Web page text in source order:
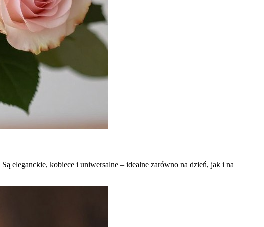
eleganckie, kobiece i uniwersalne – idealne zarówno na dzień, jak i na